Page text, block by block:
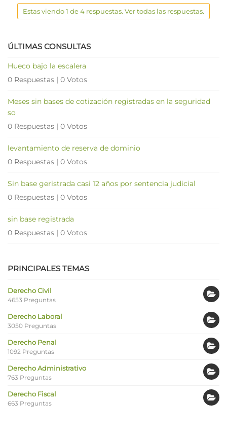
Estas viendo 1 de 4 respuestas. Ver todas las respuestas.
ÚLTIMAS CONSULTAS
Hueco bajo la escalera
0 Respuestas | 0 Votos
Meses sin bases de cotización registradas en la seguridad
so
0 Respuestas | 0 Votos
levantamiento de reserva de dominio
0 Respuestas | 0 Votos
Sin base geristrada casi 12 años por sentencia judicial
0 Respuestas | 0 Votos
sin base registrada
0 Respuestas | 0 Votos
PRINCIPALES TEMAS
Derecho Civil
4653 Preguntas
Derecho Laboral
3050 Preguntas
Derecho Penal
1092 Preguntas
Derecho Administrativo
763 Preguntas
Derecho Fiscal
663 Preguntas